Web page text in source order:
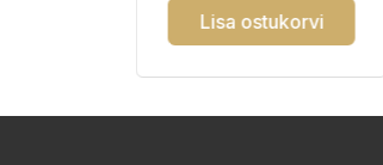
Lisa ostukorvi